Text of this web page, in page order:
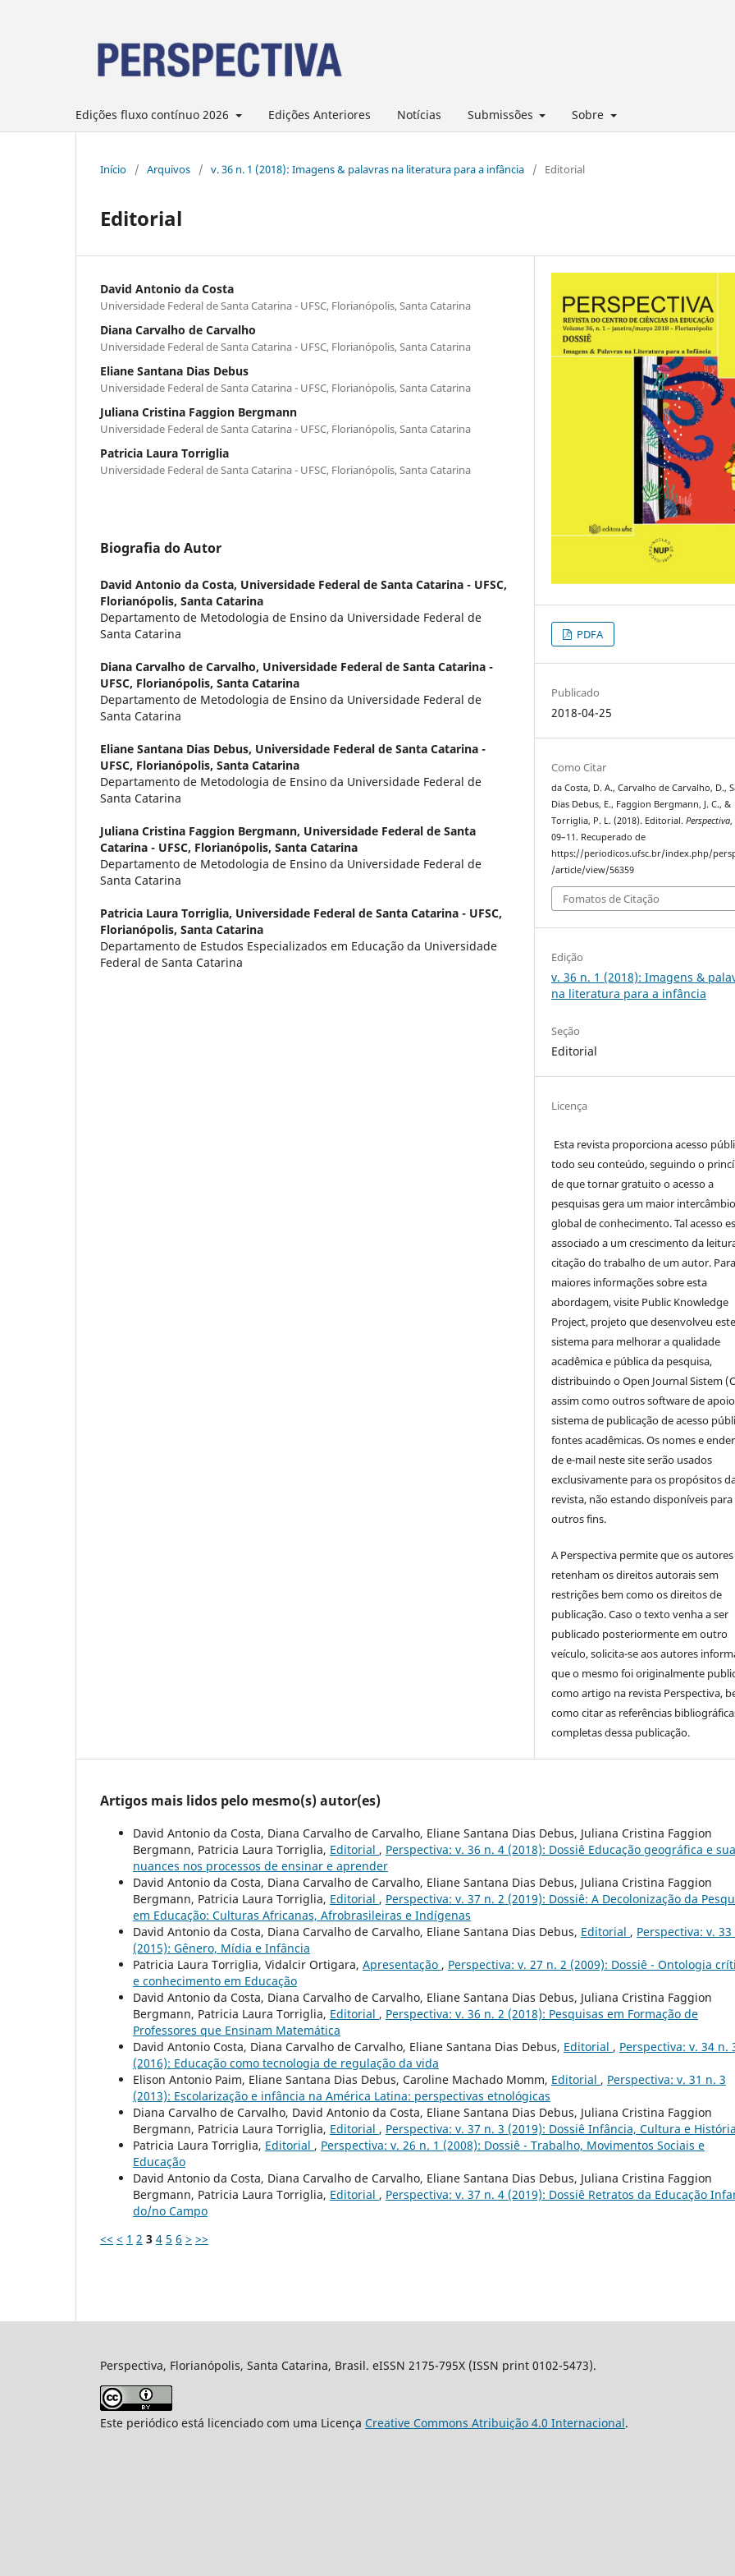
Edições fluxo contínuo 2026 Edições Anteriores Notícias Submissões Sobre
Início / Arquivos / v. 36 n. 1 (2018): Imagens & palavras na literatura para a infância / Editorial
Editorial
David Antonio da Costa
Universidade Federal de Santa Catarina - UFSC, Florianópolis, Santa Catarina
Diana Carvalho de Carvalho
Universidade Federal de Santa Catarina - UFSC, Florianópolis, Santa Catarina
Eliane Santana Dias Debus
Universidade Federal de Santa Catarina - UFSC, Florianópolis, Santa Catarina
Juliana Cristina Faggion Bergmann
Universidade Federal de Santa Catarina - UFSC, Florianópolis, Santa Catarina
Patricia Laura Torriglia
Universidade Federal de Santa Catarina - UFSC, Florianópolis, Santa Catarina
Biografia do Autor
David Antonio da Costa, Universidade Federal de Santa Catarina - UFSC,
Florianópolis, Santa Catarina
Departamento de Metodologia de Ensino da Universidade Federal de
Santa Catarina
Diana Carvalho de Carvalho, Universidade Federal de Santa Catarina -
UFSC, Florianópolis, Santa Catarina
Departamento de Metodologia de Ensino da Universidade Federal de
Santa Catarina
Eliane Santana Dias Debus, Universidade Federal de Santa Catarina -
UFSC, Florianópolis, Santa Catarina
Departamento de Metodologia de Ensino da Universidade Federal de
Santa Catarina
Juliana Cristina Faggion Bergmann, Universidade Federal de Santa
Catarina - UFSC, Florianópolis, Santa Catarina
Departamento de Metodologia de Ensino da Universidade Federal de
Santa Catarina
Patricia Laura Torriglia, Universidade Federal de Santa Catarina - UFSC,
Florianópolis, Santa Catarina
Departamento de Estudos Especializados em Educação da Universidade
Federal de Santa Catarina
PDFA
Publicado
2018-04-25
Como Citar
da Costa, D. A., Carvalho de Carvalho, D.,
Dias Debus, E., Faggion Bergmann, J. C., &
Torriglia, P. L. (2018). Editorial.Perspectiva,
09–11. Recuperado de
https://periodicos.ufsc.br/index.php/
/article/view/56359
Fomatos de Citação
Edição
v. 36 n. 1 (2018): Imagens &
na literatura para a infância
Seção
Editorial
Licença
Esta revista proporciona acesso
todo seu conteúdo, seguindo o
de que tornar gratuito o acesso a
pesquisas gera um maior intercâmbio
global de conhecimento. Tal acesso
associado a um crescimento da
citação do trabalho de um autor. Para
maiores informações sobre esta
abordagem, visite Public Knowledge
Project, projeto que desenvolveu este
sistema para melhorar a qualidade
acadêmica e pública da pesquisa,
distribuindo o Open Journal Sistem
assim como outros software de
sistema de publicação de acesso
fontes acadêmicas. Os nomes e
de e-mail neste site serão usados
exclusivamente para os propósitos
revista, não estando disponíveis para
outros fins.
A Perspectiva permite que os autores
retenham os direitos autorais sem
restrições bem como os direitos de
publicação. Caso o texto venha a ser
publicado posteriormente em outro
veículo, solicita-se aos autores
que o mesmo foi originalmente
como artigo na revista Perspectiva,
como citar as referências
completas dessa publicação.
Artigos mais lidos pelo mesmo(s) autor(es)
David Antonio da Costa, Diana Carvalho de Carvalho, Eliane Santana Dias Debus, Juliana Cristina Faggion
Bergmann, Patricia Laura Torriglia, Editorial , Perspectiva: v. 36 n. 4 (2018): Dossiê Educação geográfica e
nuances nos processos de ensinar e aprender
David Antonio da Costa, Diana Carvalho de Carvalho, Eliane Santana Dias Debus, Juliana Cristina Faggion
Bergmann, Patricia Laura Torriglia, Editorial , Perspectiva: v. 37 n. 2 (2019): Dossiê: A Decolonização da
em Educação: Culturas Africanas, Afrobrasileiras e Indígenas
David Antonio da Costa, Diana Carvalho de Carvalho, Eliane Santana Dias Debus, Editorial , Perspectiva: v. 33
(2015): Gênero, Mídia e Infância
Patricia Laura Torriglia, Vidalcir Ortigara, Apresentação , Perspectiva: v. 27 n. 2 (2009): Dossiê - Ontologia
e conhecimento em Educação
David Antonio da Costa, Diana Carvalho de Carvalho, Eliane Santana Dias Debus, Juliana Cristina Faggion
Bergmann, Patricia Laura Torriglia, Editorial , Perspectiva: v. 36 n. 2 (2018): Pesquisas em Formação de
Professores que Ensinam Matemática
David Antonio Costa, Diana Carvalho de Carvalho, Eliane Santana Dias Debus, Editorial , Perspectiva: v. 34 n.
(2016): Educação como tecnologia de regulação da vida
Elison Antonio Paim, Eliane Santana Dias Debus, Caroline Machado Momm, Editorial , Perspectiva: v. 31 n. 3
(2013): Escolarização e infância na América Latina: perspectivas etnológicas
Diana Carvalho de Carvalho, David Antonio da Costa, Eliane Santana Dias Debus, Juliana Cristina Faggion
Bergmann, Patricia Laura Torriglia, Editorial , Perspectiva: v. 37 n. 3 (2019): Dossiê Infância, Cultura e História
Patricia Laura Torriglia, Editorial , Perspectiva: v. 26 n. 1 (2008): Dossiê - Trabalho, Movimentos Sociais e
Educação
David Antonio da Costa, Diana Carvalho de Carvalho, Eliane Santana Dias Debus, Juliana Cristina Faggion
Bergmann, Patricia Laura Torriglia, Editorial , Perspectiva: v. 37 n. 4 (2019): Dossiê Retratos da Educação
do/no Campo
<< < 1 2 3 4 5 6 > >>
Perspectiva, Florianópolis, Santa Catarina, Brasil. eISSN 2175-795X (ISSN print 0102-5473).
Este periódico está licenciado com uma Licença Creative Commons Atribuição 4.0 Internacional.